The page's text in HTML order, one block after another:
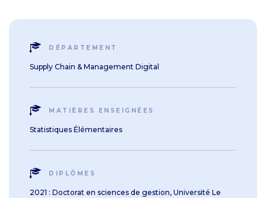
DÉPARTEMENT
Supply Chain & Management Digital
MATIÈRES ENSEIGNÉES
Statistiques Élémentaires
DIPLÔMES
2021 : Doctorat en sciences de gestion, Université Le